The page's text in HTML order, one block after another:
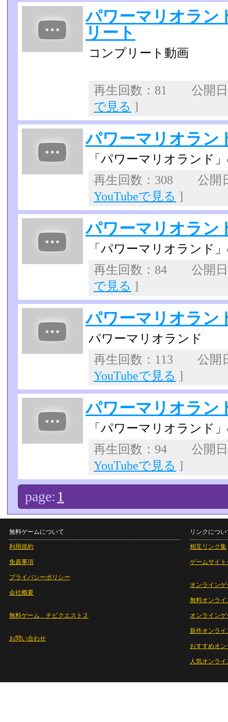
パワーマリオラ
リート
コンプリート動画
再生回数：81 公開
で見る ]
パワーマリオラン
「パワーマリオランド
再生回数：308 公
YouTubeで見る ]
パワーマリオラン
「パワーマリオランド
再生回数：84 公開
で見る ]
パワーマリオラン
パワーマリオランド
再生回数：113 公開
YouTubeで見る ]
パワーマリオラン
「パワーマリオランド
再生回数：94 公開
YouTubeで見る ]
page: 1
無料ゲームについて
利用規約
免責事項
プライバシーポリシー
会社概要
無料ゲーム チビクエスト２
お問い合わせ
リンクについ
相互リンク集
ゲームサイト
オンラインゲ
無料オンライ
オンライン
新作オンライ
おすすめオ
人気オンラ